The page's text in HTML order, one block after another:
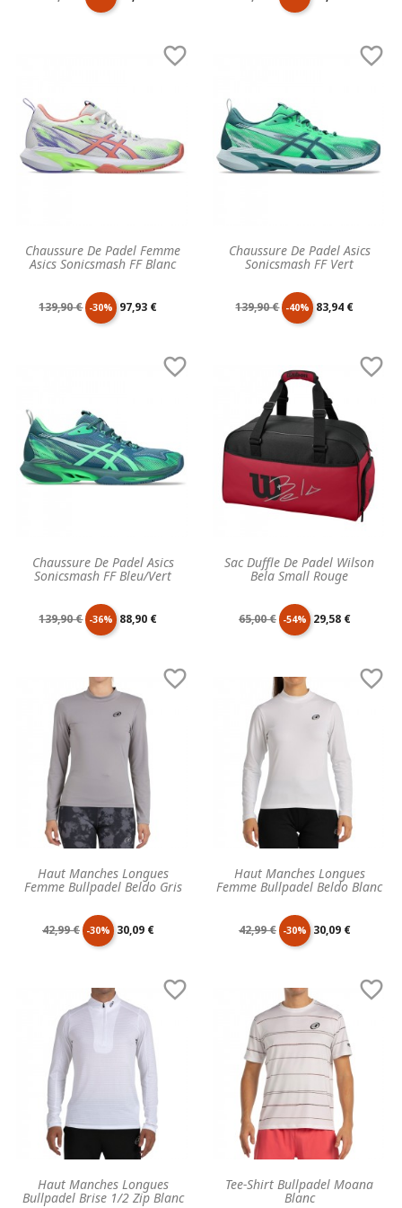
Chaussure De Padel Femme
Asics Sonicsmash FF Blanc

Prix
139,90 € -30% Prix
97,93 €
Chaussure De Padel Asics
Sonicsmash FF Vert

Prix
139,90 € -40% Prix
83,94 €
Chaussure De Padel Asics
Sonicsmash FF Bleu/Vert

Prix
base
139,90 € -36% Prix
88,90 €
Sac Duffle De Padel Wilson
Bela Small Rouge

Prix
base
65,00 € -54% Prix
29,58 €
Haut Manches Longues
Femme Bullpadel Beldo Gris

Prix
base
42,99 € -30% Prix
30,09 €
Haut Manches Longues
Femme Bullpadel Beldo Blanc

Prix
base
42,99 € -30% Prix
30,09 €
Haut Manches Longues
Bullpadel Brise 1/2 Zip Blanc

Tee-Shirt Bullpadel Moana
Blanc
